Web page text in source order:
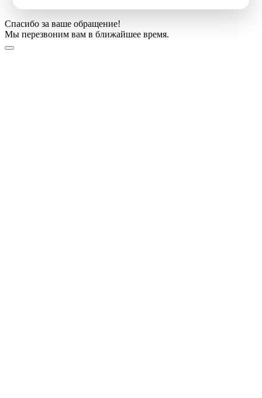
Спасибо за ваше обращение!
Мы перезвоним вам в ближайшее время.